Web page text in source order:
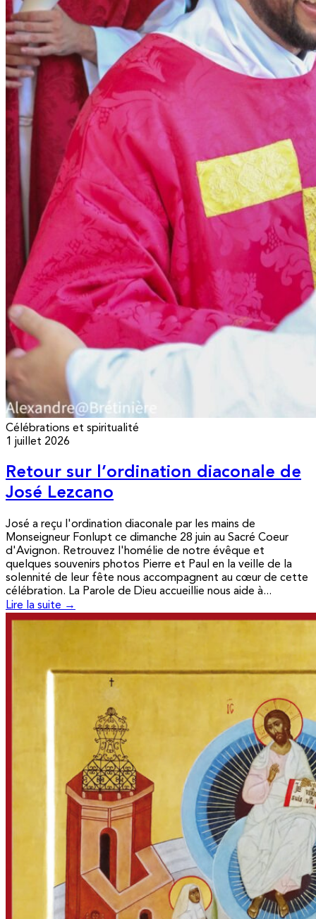
Célébrations et spiritualité
1 juillet 2026
Retour sur l’ordination diaconale de
José Lezcano
José a reçu l'ordination diaconale par les mains de
Monseigneur Fonlupt ce dimanche 28 juin au Sacré Coeur
d'Avignon. Retrouvez l'homélie de notre évêque et
quelques souvenirs photos Pierre et Paul en la veille de la
solennité de leur fête nous accompagnent au cœur de cette
célébration. La Parole de Dieu accueillie nous aide à...
Lire la suite →